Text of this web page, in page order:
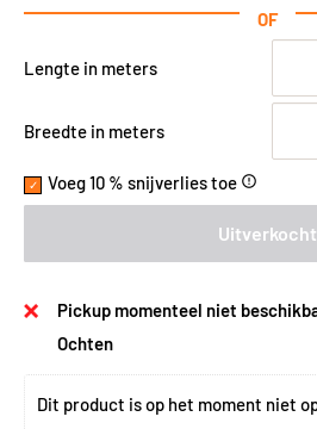
OF
Lengte in meters
Breedte in meters
Voeg 10 % snijverlies toe error_outline
Uitverkocht
Pickup momenteel niet
Ochten
Dit product is op het moment niet